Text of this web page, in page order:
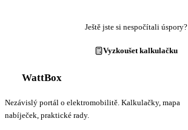
Ještě jste si nespočítali úspory?
Vyzkoušet kalkulačku
WattBox
Nezávislý portál o elektromobilitě. Kalkulačky, mapa
nabíječek, praktické rady.